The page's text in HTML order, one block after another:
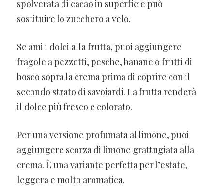
spolverata di cacao in superficie può
sostituire lo zucchero a velo.
Se ami i dolci alla frutta, puoi aggiungere
fragole a pezzetti, pesche, banane o frutti di
bosco sopra la crema prima di coprire con il
secondo strato di savoiardi. La frutta renderà
il dolce più fresco e colorato.
Per una versione profumata al limone, puoi
aggiungere scorza di limone grattugiata alla
crema. È una variante perfetta per l’estate,
leggera e molto aromatica.